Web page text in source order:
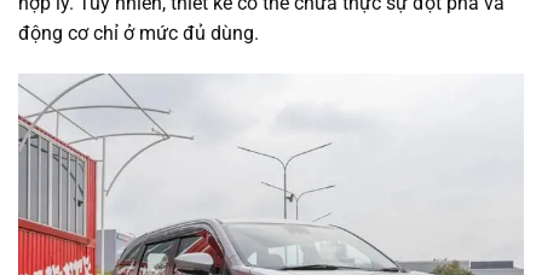
động cơ chỉ ở mức đủ dùng.